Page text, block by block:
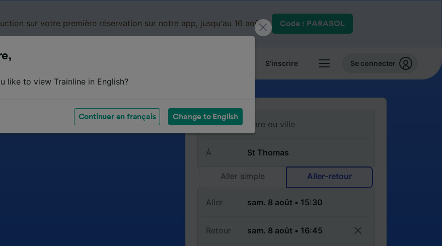
sur votre première réservation sur notre app, jusqu'au 16 août. Code : PARASOL
S'inscrire Se connecter
De
À
Aller simple Aller-retour
Aller
Retour
like to view Trainline in English?
Continuer en français Change to English